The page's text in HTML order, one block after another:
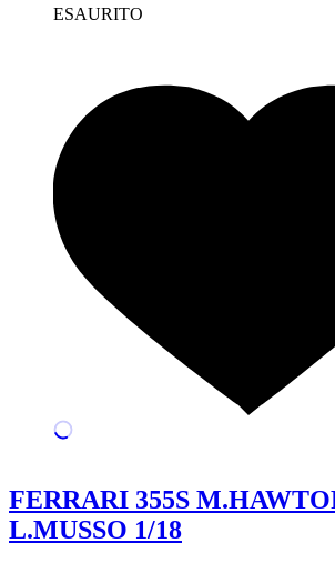
ESAURITO
FERRARI 355S
L.MUSSO 1/18